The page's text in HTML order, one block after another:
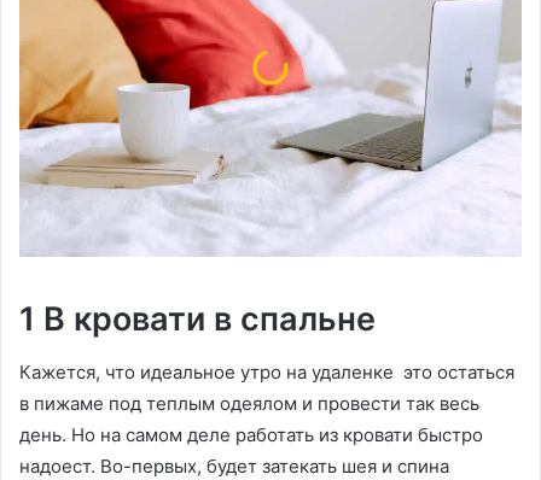
1 В кровати в спальне
Кажется, что идеальное утро на удаленке это остаться
в пижаме под теплым одеялом и провести так весь
день. Но на самом деле работать из кровати быстро
надоест. Во-первых, будет затекать шея и спина